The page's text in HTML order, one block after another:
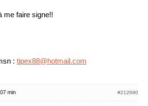
me faire signe!!
: tipex88@hotmail.com
min #212690